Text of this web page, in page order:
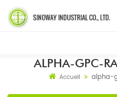
ALPHA-GPC-
Accueil alpha-